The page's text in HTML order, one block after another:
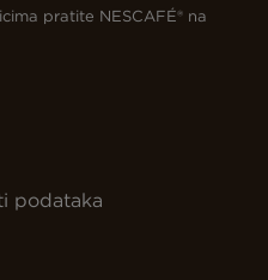
pratite NESCAFÉ® na
podataka